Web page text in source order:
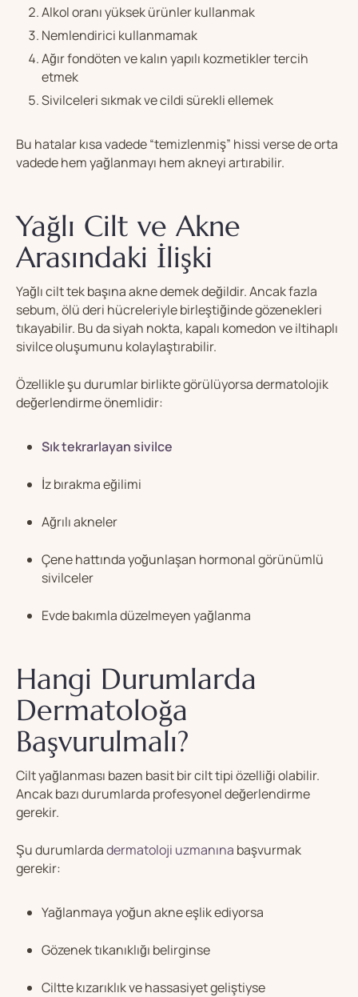
Alkol oranı yüksek ürünler kullanmak
Nemlendirici kullanmamak
Ağır fondöten ve kalın yapılı kozmetikler tercih
etmek
Sivilceleri sıkmak ve cildi sürekli ellemek
Bu hatalar kısa vadede “temizlenmiş” hissi verse de orta
vadede hem yağlanmayı hem akneyi artırabilir.
Yağlı Cilt ve Akne
Arasındaki İlişki
Yağlı cilt tek başına akne demek değildir. Ancak fazla
sebum, ölü deri hücreleriyle birleştiğinde gözenekleri
tıkayabilir. Bu da siyah nokta, kapalı komedon ve iltihaplı
sivilce oluşumunu kolaylaştırabilir.
Özellikle şu durumlar birlikte görülüyorsa dermatolojik
değerlendirme önemlidir:
Sık tekrarlayan sivilce
İz bırakma eğilimi
Ağrılı akneler
Çene hattında yoğunlaşan hormonal görünümlü
sivilceler
Evde bakımla düzelmeyen yağlanma
Hangi Durumlarda
Dermatoloğa
Başvurulmalı?
Cilt yağlanması bazen basit bir cilt tipi özelliği olabilir.
Ancak bazı durumlarda profesyonel değerlendirme
gerekir.
Şu durumlardadermatoloji uzmanına başvurmak
gerekir:
Yağlanmaya yoğun akne eşlik ediyorsa
Gözenek tıkanıklığı belirginse
Ciltte kızarıklık ve hassasiyet geliştiyse